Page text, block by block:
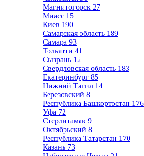
Магнитогорск 27
Миасс 15
Киев 190
Самарская область 189
Самара 93
Тольятти 41
Сызрань 12
Свердловская область 183
Екатеринбург 85
Нижний Тагил 14
Березовский 8
Республика Башкортостан 176
Уфа 72
Стерлитамак 9
Октябрьский 8
Республика Татарстан 170
Казань 73